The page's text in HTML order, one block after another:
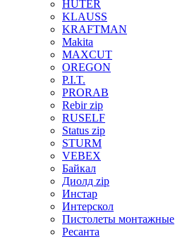
HUTER
KLAUSS
KRAFTMAN
Makita
MAXCUT
OREGON
P.I.T.
PRORAB
Rebir zip
RUSELF
Status zip
STURM
VEBEX
Байкал
Диолд zip
Инстар
Интерскол
Пистолеты монтажные
Ресанта